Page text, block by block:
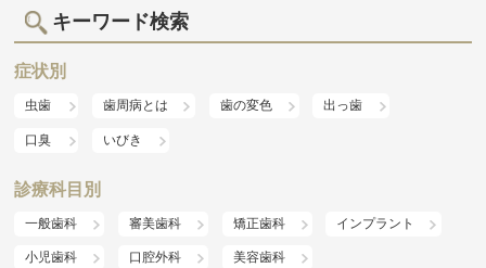
キーワード検索
症状別
虫歯 歯周病とは 歯の変色 出っ歯
口臭 いびき
診療科目別
一般歯科 審美歯科 矯正歯科 インプラント
小児歯科 口腔外科 美容歯科